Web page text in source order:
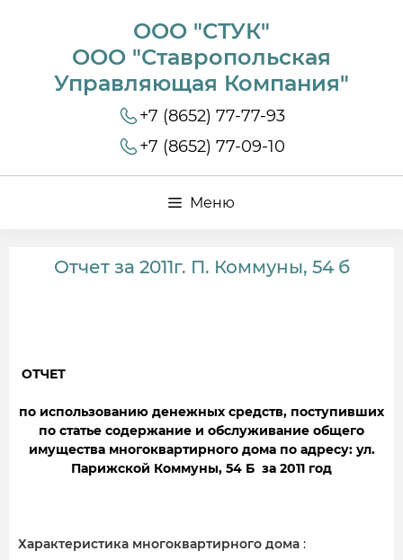
ООО "СТУК"
ООО "Ставропольская
Управляющая Компания"
+7 (8652) 77-77-93
+7 (8652) 77-09-10
Меню
Отчет за 2011г. П. Коммуны, 54 б
ОТЧЕТ
по использованию денежных средств, поступивших
по статье содержание и обслуживание общего
имущества многоквартирного дома по адресу: ул.
Парижской Коммуны, 54 Б за 2011 год
Характеристика многоквартирного дома :